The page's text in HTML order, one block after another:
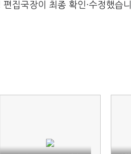
집국장이 최종 확인·수정했습